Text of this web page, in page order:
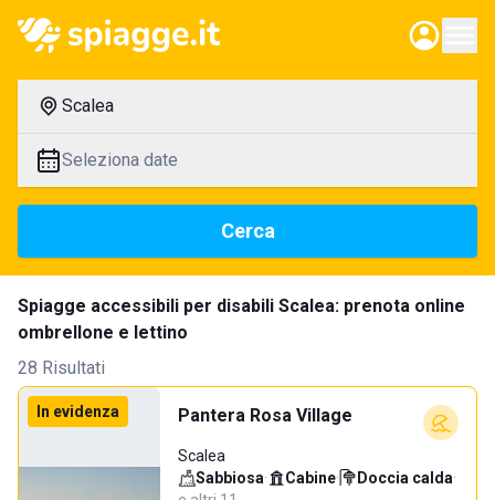
Scalea
Seleziona date
Cerca
Spiagge accessibili per disabili Scalea: prenota online
ombrellone e lettino
28 Risultati
In evidenza Pantera Rosa Village
Scalea
Sabbiosa· Cabine· Doccia calda·